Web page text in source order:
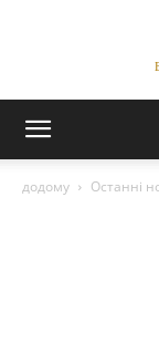
додому Останні